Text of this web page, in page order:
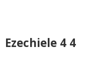
Ezechiele 4 4